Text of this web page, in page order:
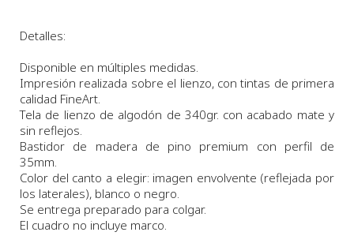
Detalles:
Disponible en múltiples medidas.
Impresión realizada sobre el lienzo, con tintas de primera
calidad FineArt.
Tela de lienzo de algodón de 340gr. con acabado mate y
sin reflejos.
Bastidor de madera de pino premium con perfil de
35mm.
Color del canto a elegir: imagen envolvente (reflejada por
los laterales), blanco o negro.
Se entrega preparado para colgar.
El cuadro no incluye marco.